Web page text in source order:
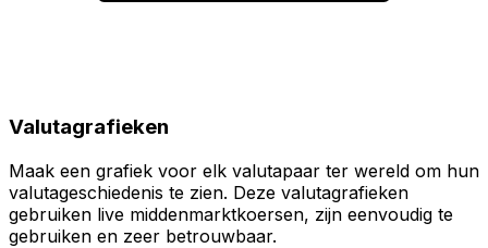
Valutagrafieken
Maak een grafiek voor elk valutapaar ter wereld om hun
valutageschiedenis te zien. Deze valutagrafieken
gebruiken live middenmarktkoersen, zijn eenvoudig te
gebruiken en zeer betrouwbaar.